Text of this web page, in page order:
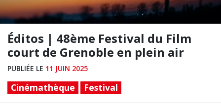
Éditos | 48ème Festival du Film
court de Grenoble en plein air
PUBLIÉE LE 11 JUIN 2025
Cinémathèque Festival